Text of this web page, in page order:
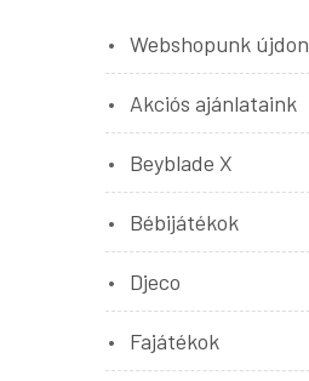
Webshopunk
Akciós ajánlataink
Beyblade X
Bébijátékok
Djeco
Fajátékok